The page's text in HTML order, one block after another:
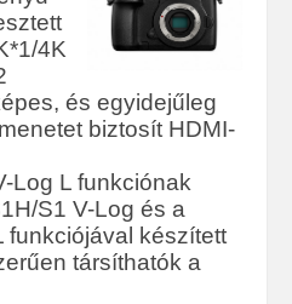
4K
és egyidejűleg
biztosít HDMI-
L funkciónak
S1 V-Log és a
funkciójával készített
társíthatók a